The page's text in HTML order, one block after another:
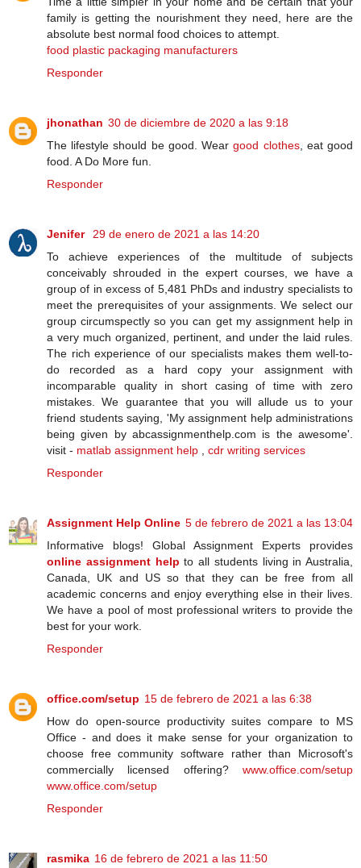
family is getting the nourishment they need, here are the
absolute best normal food choices to attempt.
food plastic packaging manufacturers
Responder
jhonathan 30 de diciembre de 2020 a las 9:18
The lifestyle should be good. Weargood clothes, eat good
food. A Do More fun.
Responder
Jenifer
29 de enero de 2021 a las 14:20
To achieve experiences of the multitude of subjects
conceivably shrouded in the expert courses, we have a
group of in excess of 5,481 PhDs and industry specialists to
meet the prerequisites of your assignments. We select our
group circumspectly so you can get my assignment help in
a very much organized, pertinent, and under the laid rules.
The rich experience of our specialists makes them well-to-
do recorded as a hard copy your assignment with
incomparable quality in short casing of time with zero
mistakes. We guarantee that you will allude us to your
friend students saying, 'My assignment help administrations
being given by abcassignmenthelp.com is the awesome'.
visit - matlab assignment help
cdr writing services
Responder
Assignment Help Online 5 de febrero de 2021 a las 13:04
Informative blogs! Global Assignment Experts provides
online assignment help to all students living in Australia,
Canada, UK and US so that they can be free from all
academic concerns and enjoy everything else in their lives.
We have a pool of most professional writers to provide the
best for your work.
Responder
office.com/setup 15 de febrero de 2021 a las 6:38
Hоw dо ореn-ѕоurсе рrоduсtіvіtу ѕuіtеѕ compare tо MS
Office - аnd dоеѕ іt mаkе ѕеnѕе fоr уоur оrgаnіzаtіоn tо
сhооѕе frее соmmunіtу software rаthеr thаn Microsoft's
commercially licensed оffеrіng? www.office.com/setup
www.office.com/setup
Responder
rasmika 16 de febrero de 2021 a las 11:50